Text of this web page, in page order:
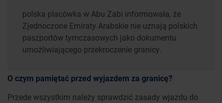
polska placówka w Abu Zabi informowała, że
Zjednoczone Emiraty Arabskie nie uznają polskich
paszportów tymczasowych jako dokumentu
umożliwiającego przekroczenie granicy.
O czym pamiętać przed wyjazdem za granicę?
Przede wszystkim należy sprawdzić zasady wjazdu do